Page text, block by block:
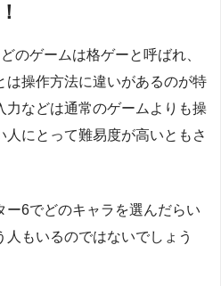
のゲームは格ゲーと呼ばれ、
は操作方法に違いがあるのが特
力などは通常のゲームよりも操
にとって難易度が高いともさ
ー6でどのキャラを選んだらい
もいるのではないでしょう